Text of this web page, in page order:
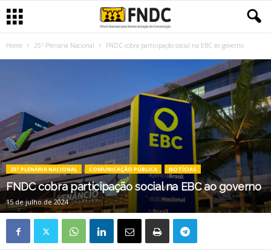
Home 25ª Plenária Nacional FNDC cobra participação social na EBC ao governo
25ª PLENÁRIA NACIONAL COMUNICAÇÃO PÚBLICA NOTÍCIAS
FNDC cobra participação social na EBC ao governo
15 de julho de 2024